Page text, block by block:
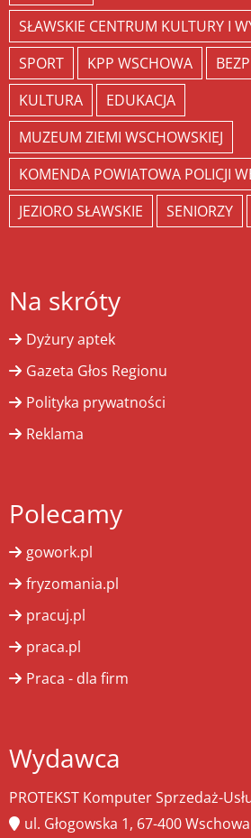
SŁAWSKIE CENTRUM KULTURY I
SPORT
KPP WSCHOWA
KULTURA
EDUKACJA
MUZEUM ZIEMI WSCHOWSKIEJ
KOMENDA POWIATOWA POLICJI
JEZIORO SŁAWSKIE
SENIORZY
Na skróty
Dyżury aptek
Gazeta Głos Regionu
Polityka prywatności
Reklama
Polecamy
gowork.pl
fryzomania.pl
pracuj.pl
praca.pl
Praca - dla firm
Wydawca
PROTEKST Komputer Sprzedaż-
ul. Głogowska 1, 67-400 Wschowa